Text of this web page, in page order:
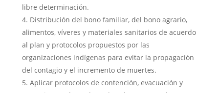
libre determinación.
Distribución del bono familiar, del bono agrario,
alimentos, víveres y materiales sanitarios de acuerdo
al plan y protocolos propuestos por las
organizaciones indígenas para evitar la propagación
del contagio y el incremento de muertes.
Aplicar protocolos de contención, evacuación y